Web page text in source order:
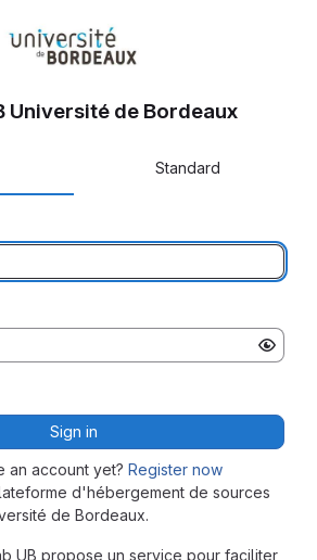
d'hébergement de sources
de Bordeaux.
UB propose un service pour faciliter
Université de Bordeaux
Standard
Sign in
an account yet? Register now